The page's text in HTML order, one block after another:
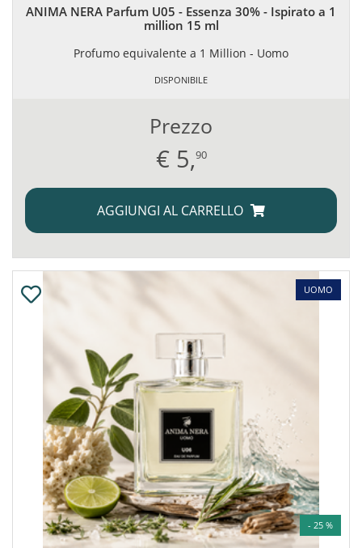
ANIMA NERA Parfum U05 - Essenza 30% - Ispirato a 1
million 15 ml
Profumo equivalente a 1 Million - Uomo
DISPONIBILE
Prezzo
€ 5,90
AGGIUNGI AL CARRELLO
- 25 %
UOMO